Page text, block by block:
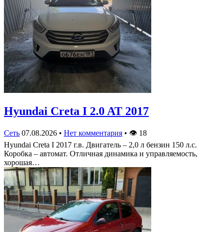
Hyundai Creta I 2.0 AT 2017
Сеть 07.08.2026 • Нет комментария • 👁 18
Hyundai Creta I 2017 г.в. Двигатель – 2,0 л бензин 150 л.с.
Коробка – автомат. Отличная динамика и управляемость,
хорошая…